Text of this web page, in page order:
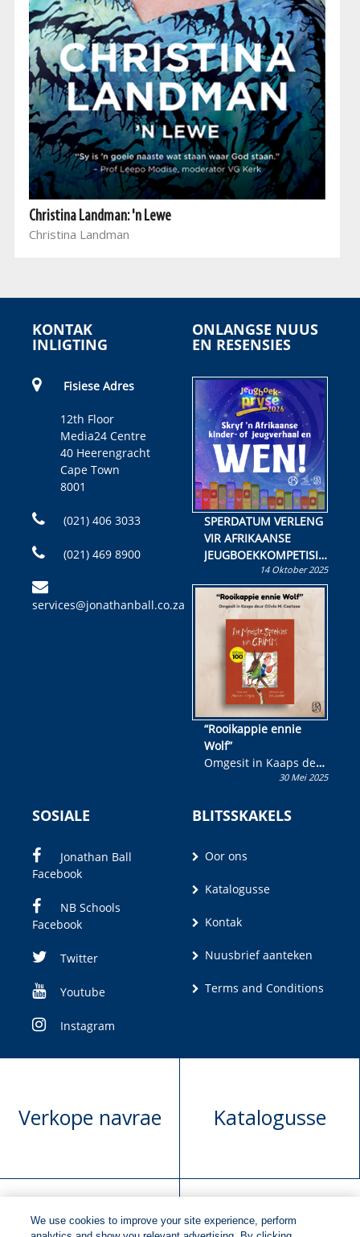
Christina Landman: 'n Lewe
Christina Landman
KONTAK
INLIGTING
Fisiese Adres
12th Floor
Media24 Centre
40 Heerengracht
Cape Town
8001
(021) 406 3033
(021) 469 8900
services@jonathanball.co.za
ONLANGSE NUUS
EN RESENSIES
SPERDATUM VERLENG
VIR AFRIKAANSE
JEUGBOEKKOMPETISIE
Skryf ’n jeugboek of
kinderboek en staan ’n
kans om R50 000 te
wen!
14 Oktober 2025
“Rooikappie ennie
Wolf”
Omgesit in Kaaps deur
Olivia M. Coetzee30 Mei 2025
SOSIALE
Jonathan Ball
Facebook
NB Schools
Facebook
Twitter
Youtube
Instagram
BLITSSKAKELS
Oor ons
Katalogusse
Kontak
Nuusbrief aanteken
Terms and Conditions
Verkope navrae Katalogusse
We use cookies to improve your site experience, perform